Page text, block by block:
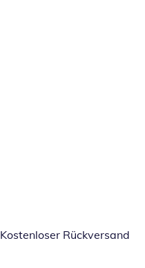
Kostenloser Rückversand